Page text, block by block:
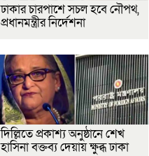
ঢাকার চারপাশে সচল হবে নৌপথ,
প্রধানমন্ত্রীর নির্দেশনা
দিল্লিতে প্রকাশ্য অনুষ্ঠানে শেখ
হাসিনা বক্তব্য দেয়ায় ক্ষুব্ধ ঢাকা